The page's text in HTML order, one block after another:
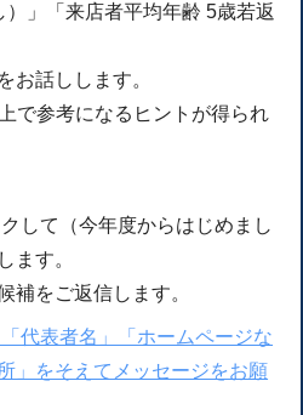
）」「来店者平均年齢 5歳若返
お話しします。
で参考になるヒントが得られ
して（今年度からはじめまし
ます。
補をご返信します。
代表者名」「ホームページな
」をそえてメッセージをお願